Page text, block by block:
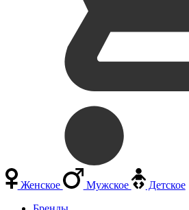
Женское Мужское
Детское